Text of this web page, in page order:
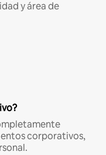
y área de
corporativos,